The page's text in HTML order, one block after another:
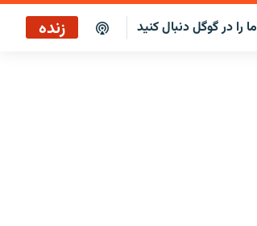
ما را در گوگل دنبال کنید زنده